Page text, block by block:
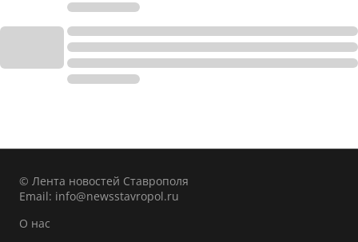
© Лента новостей Ставрополя
Email: info@newsstavropol.ru
О нас